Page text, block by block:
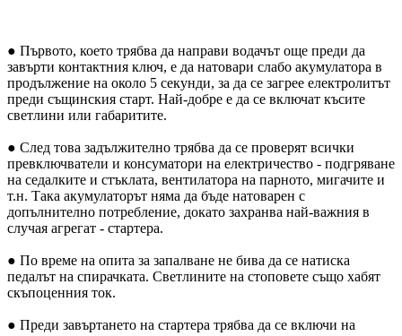
● Първото, което трябва да направи водачът още преди да
завърти контактния ключ, е да натовари слабо акумулатора в
продължение на около 5 секунди, за да се загрее електролитът
преди същинския старт. Най-добре е да се включат късите
светлини или габаритите.
● След това задължително трябва да се проверят всички
превключватели и консуматори на електричество - подгряване
на седалките и стъклата, вентилатора на парното, мигачите и
т.н. Така акумулаторът няма да бъде натоварен с
допълнително потребление, докато захранва най-важния в
случая агрегат - стартера.
● По време на опита за запалване не бива да се натиска
педалът на спирачката. Светлините на стоповете също хабят
скъпоценния ток.
● Преди завъртането на стартера трябва да се включи на